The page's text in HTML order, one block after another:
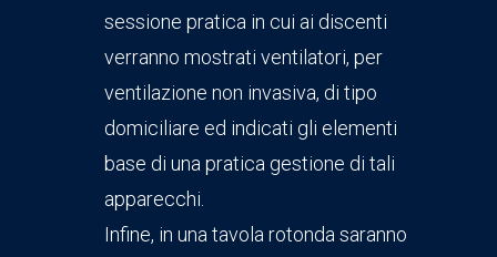
sessione pratica in cui ai discenti
verranno mostrati ventilatori, per
ventilazione non invasiva, di tipo
domiciliare ed indicati gli elementi
base di una pratica gestione di tali
apparecchi.
Infine, in una tavola rotonda saranno